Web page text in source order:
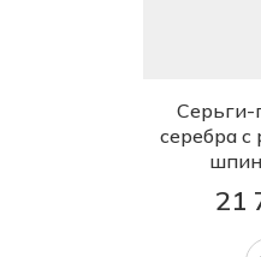
Серьги-
серебра
21